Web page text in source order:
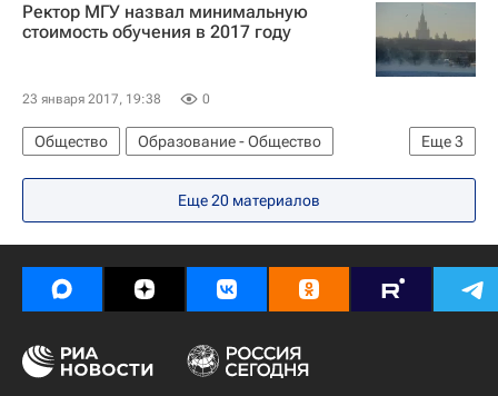
Ректор МГУ назвал минимальную
стоимость обучения в 2017 году
23 января 2017, 19:38 0
Еще3
Общество
Образование - Общество
В России
Москва
МГУ имени М. В. Ломоносова
Еще 20 материалов